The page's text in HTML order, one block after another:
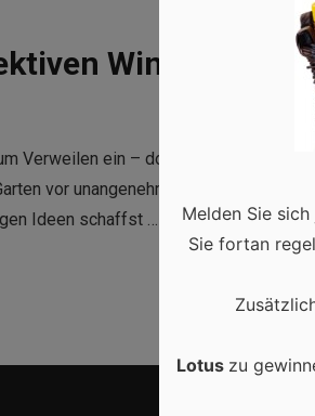
Windschutz
Verweilen ein – doch Wind kann
vor unangenehmen Böen zu
Ideen schaffst …
Read more
Melden Sie
Sie fortan
Lotus zu